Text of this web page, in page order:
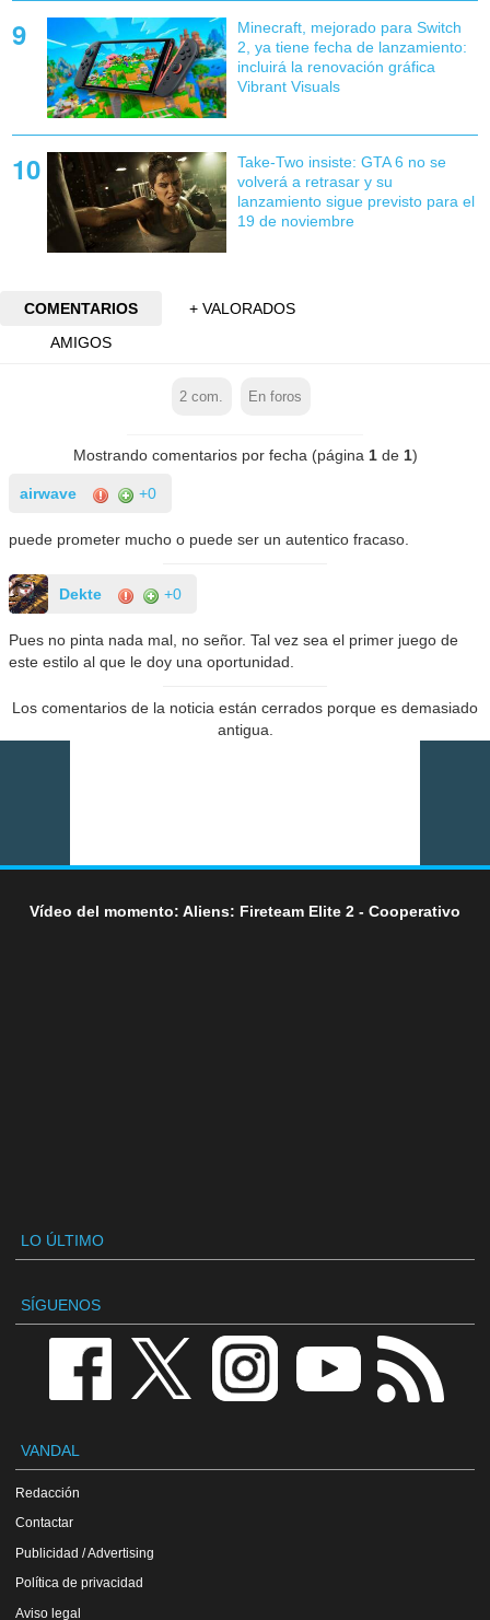
Minecraft, mejorado para Switch
2, ya tiene fecha de lanzamiento:
incluirá la renovación gráfica
Vibrant Visuals
Take-Two insiste: GTA 6 no se
volverá a retrasar y su
lanzamiento sigue previsto para el
19 de noviembre
COMENTARIOS
+ VALORADOS
AMIGOS
2 com. En foros
Mostrando comentarios por fecha (página 1de 1)
airwave +0
puede prometer mucho o puede ser un autentico fracaso.
Dekte +0
Pues no pinta nada mal, no señor. Tal vez sea el primer juego de
este estilo al que le doy una oportunidad.
Los comentarios de la noticia están cerrados porque es demasiado
antigua.
Vídeo del momento: Aliens: Fireteam Elite 2 - Cooperativo
LO ÚLTIMO
SÍGUENOS
VANDAL
Redacción
Contactar
Publicidad / Advertising
Política de privacidad
Aviso legal